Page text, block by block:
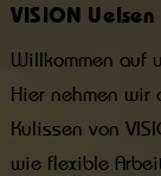
VISION Uelsen
Willkommen auf
Hier nehmen
Kulissen von
wie flexible